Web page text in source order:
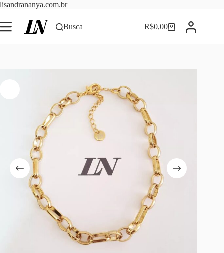
lisandrananya.com.brPular
o
conteúdo
Busca Carrinho
R$0,00